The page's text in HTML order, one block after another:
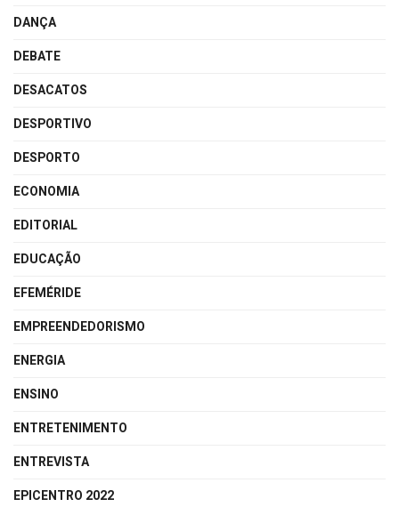
DANÇA
DEBATE
DESACATOS
DESPORTIVO
DESPORTO
ECONOMIA
EDITORIAL
EDUCAÇÃO
EFEMÉRIDE
EMPREENDEDORISMO
ENERGIA
ENSINO
ENTRETENIMENTO
ENTREVISTA
EPICENTRO 2022